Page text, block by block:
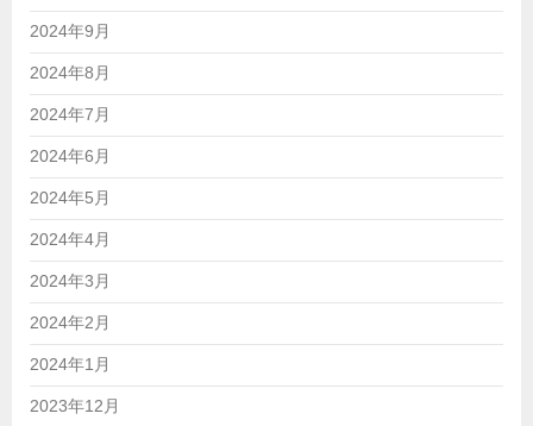
2024年9月
2024年8月
2024年7月
2024年6月
2024年5月
2024年4月
2024年3月
2024年2月
2024年1月
2023年12月